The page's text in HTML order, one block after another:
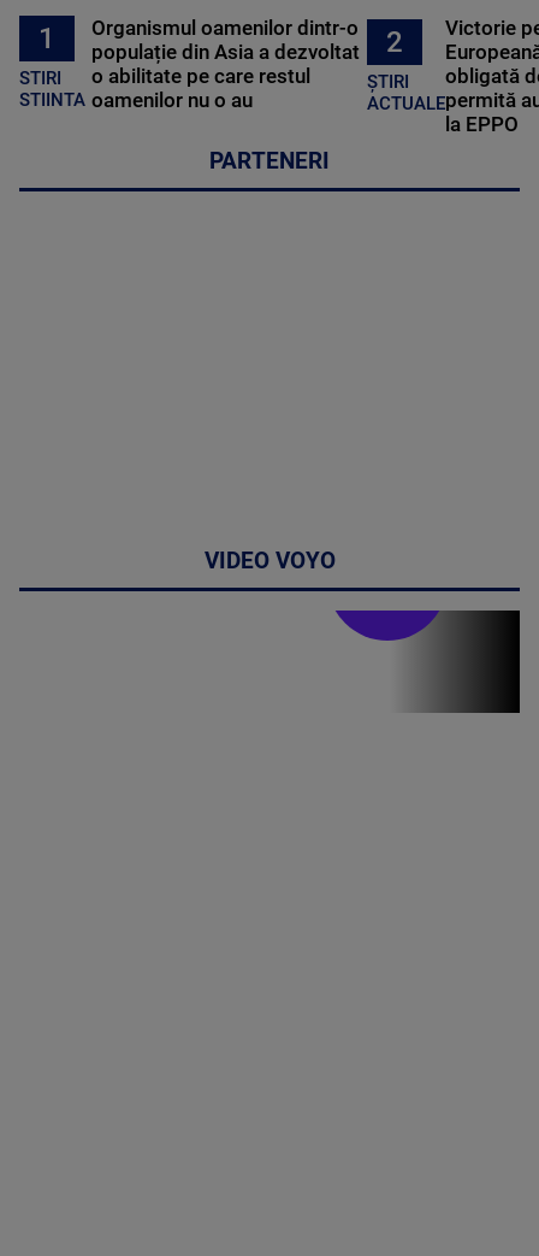
1
STIRI
STIINTA
Organismul oamenilor dintr-o
populație din Asia a dezvoltat
o abilitate pe care restul
oamenilor nu o au
2
ȘTIRI
ACTUALE
Victorie
obligată
permită
la EPPO
PARTENERI
VIDEO VOYO